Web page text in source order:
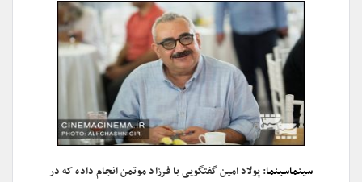
سینماسینما: پولاد امین گفتگویی با فرزاد موتمن انجام داده که در